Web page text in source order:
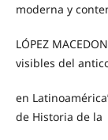
moderna y
LÓPEZ
visibles del
en
de Historia de la